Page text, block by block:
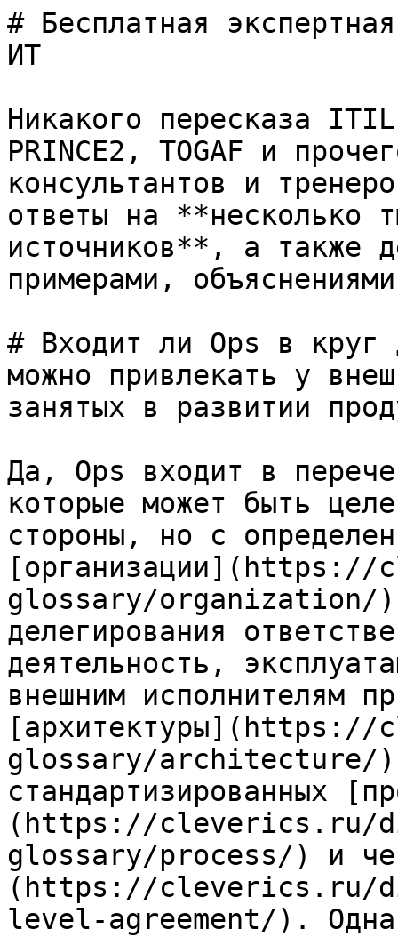
# Бесплатная
ИТ
Никакого пересказа
PRINCE2, TOGAF и
консультантов и
ответы на **несколько
источников**, а также
примерами,
# Входит ли Ops в круг
можно привлекать у
занятых в развитии
Да, Ops входит в
которые может быть
стороны, но с
glossary/organization/)
делегирования
деятельность,
внешним исполнителям
glossary/architecture/)
стандартизированных
(https://cleverics.ru/
glossary/process/) и
(https://cleverics.ru/
level-agreement/).